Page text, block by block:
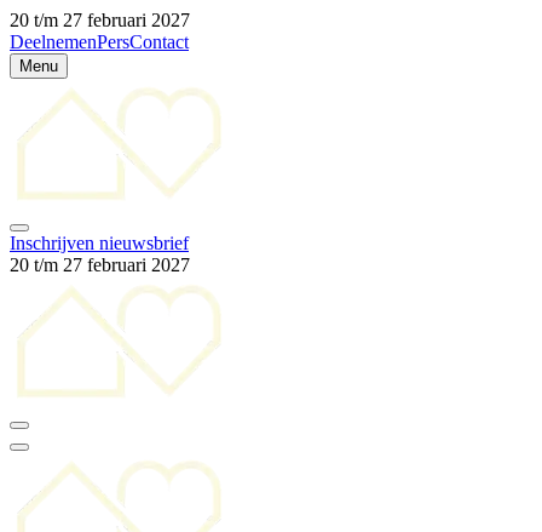
20 t/m 27 februari 2027
DeelnemenPersContact
Menu
Inschrijven nieuwsbrief
20 t/m 27 februari 2027